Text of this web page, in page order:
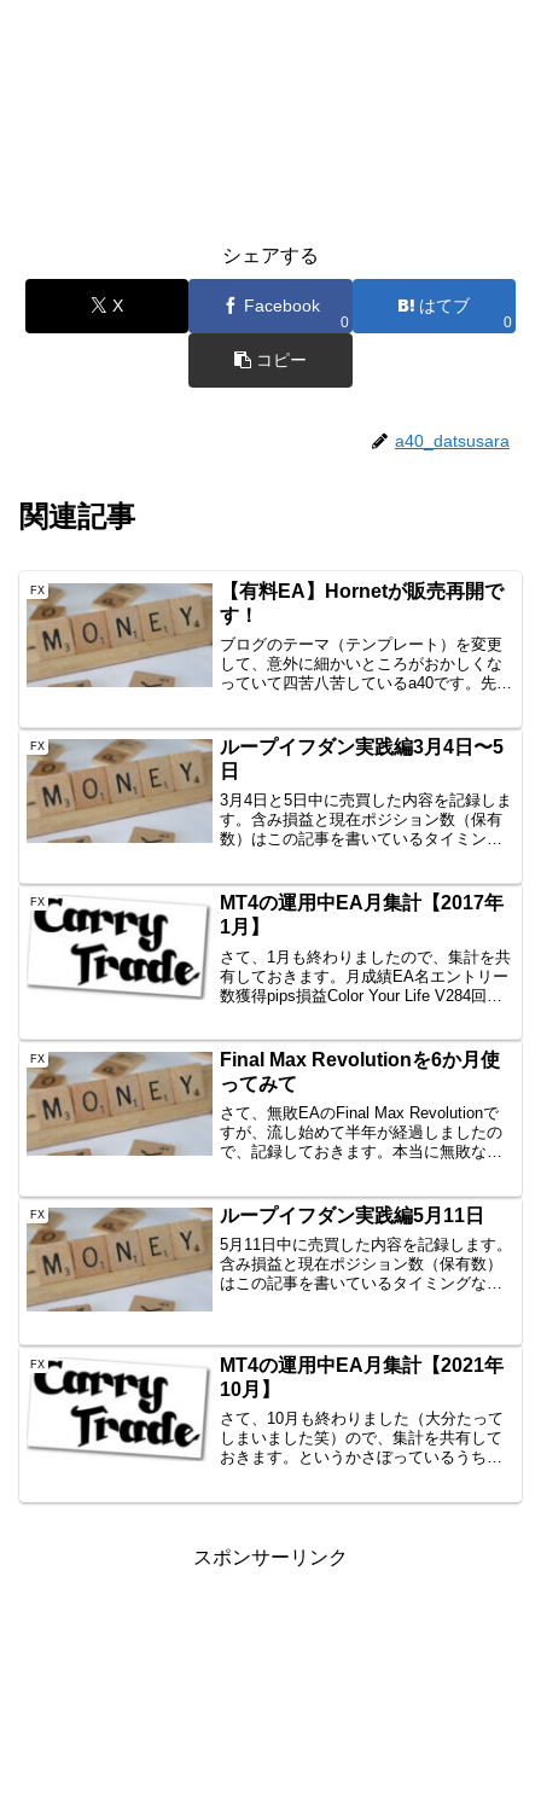
シェアする
X Facebook
0
はてブ
0
コピー
a40_datsusara
関連記事
FX
【有料EA】Hornetが販売再開で
す！
ブログのテーマ（テンプレート）を変更
して、意外に細かいところがおかしくな
っていて四苦八苦しているa40です。先
いたHornetですが、無事販売再開しまし
たので共有します...
FX
ループイフダン実践編3月4日〜5
日
3月4日と5日中に売買した内容を記録しま
す。含み損益と現在ポジション数（保有
数）はこの記事を書いているタイミング
いますので、公開です。先ほど起きたの
で、土曜日朝も含めま...
FX
MT4の運用中EA月集計【2017年
1月】
さて、1月も終わりましたので、集計を共
有しておきます。月成績EA名エントリー
数獲得pips損益Color Your Life V284回
+42.3+1...
FX
Final Max Revolutionを6か月使
ってみて
さて、無敗EAのFinal Max Revolutionで
すが、流し始めて半年が経過しましたの
で、記録しておきます。本当に無敗なの
ください。簡単に言うと、ターボモード
を...
FX ループイフダン実践編5月11日
5月11日中に売買した内容を記録します。
含み損益と現在ポジション数（保有数）
はこの記事を書いているタイミングなの
すので、公開です。AUD/JPY B40
1000通貨新...
FX
MT4の運用中EA月集計【2021年
10月】
さて、10月も終わりました（大分たって
しまいました笑）ので、集計を共有して
おきます。というかさぼっているうちに
スポンサーリンク